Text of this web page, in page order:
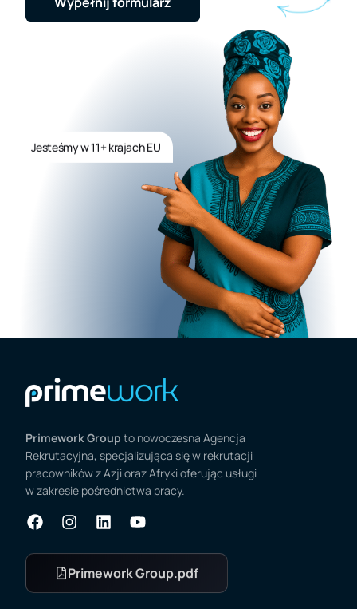
Jesteśmy w 11+ krajach EU
Primework Group to nowoczesna Agencja
Rekrutacyjna, specjalizująca się w rekrutacji
pracowników z Azji oraz Afryki oferując usługi
w zakresie pośrednictwa pracy.
Primework Group.pdf